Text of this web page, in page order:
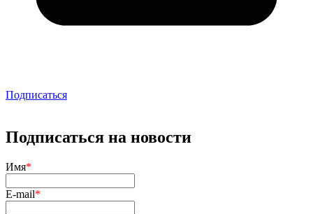
Подписаться
Подписаться на новости
Имя*
E-mail*